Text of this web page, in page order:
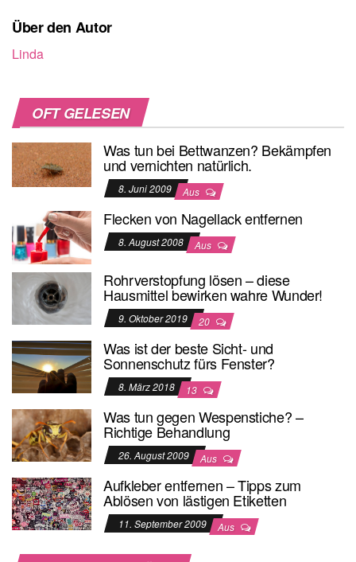
Über den Autor
Linda
OFT GELESEN
Was tun bei Bettwanzen? Bekämpfen
und vernichten natürlich.
8. Juni 2009 Aus
Flecken von Nagellack entfernen
8. August 2008 Aus
Rohrverstopfung lösen – diese
Hausmittel bewirken wahre Wunder!
9. Oktober 2019 20
Was ist der beste Sicht- und
Sonnenschutz fürs Fenster?
8. März 2018 13
Was tun gegen Wespenstiche? –
Richtige Behandlung
26. August 2009 Aus
Aufkleber entfernen – Tipps zum
Ablösen von lästigen Etiketten
11. September 2009 Aus